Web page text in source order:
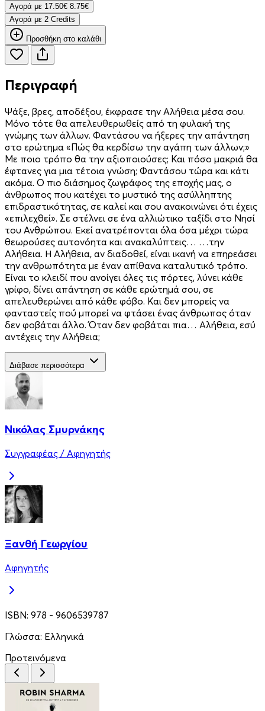
Aγορά με 17.50€ 8.75€
Aγορά με 2 Credits
Προσθήκη στο καλάθι
Περιγραφή
Ψάξε, βρες, αποδέξου, έκφρασε την Αλήθεια μέσα σου.
Μόνο τότε θα απελευθερωθείς από τη φυλακή της
γνώμης των άλλων. Φαντάσου να ήξερες την απάντηση
στο ερώτημα «Πώς θα κερδίσω την αγάπη των άλλων;»
Με ποιο τρόπο θα την αξιοποιούσες; Και πόσο μακριά θα
έφτανες για μια τέτοια γνώση; Φαντάσου τώρα και κάτι
ακόμα. Ο πιο διάσημος ζωγράφος της εποχής μας, ο
άνθρωπος που κατέχει το μυστικό της ασύλληπτης
επιδραστικότητας, σε καλεί και σου ανακοινώνει ότι έχεις
«επιλεχθεί». Σε στέλνει σε ένα αλλιώτικο ταξίδι στο Νησί
του Ανθρώπου. Εκεί ανατρέπονται όλα όσα μέχρι τώρα
θεωρούσες αυτονόητα και ανακαλύπτεις… …την
Αλήθεια. Η Αλήθεια, αν διαδοθεί, είναι ικανή να επηρεάσει
την ανθρωπότητα με έναν απίθανα καταλυτικό τρόπο.
Είναι το κλειδί που ανοίγει όλες τις πόρτες, λύνει κάθε
γρίφο, δίνει απάντηση σε κάθε ερώτημά σου, σε
απελευθερώνει από κάθε φόβο. Και δεν μπορείς να
φανταστείς πού μπορεί να φτάσει ένας άνθρωπος όταν
δεν φοβάται άλλο. Όταν δεν φοβάται πια… Αλήθεια, εσύ
αντέχεις την Αλήθεια;
Διάβασε περισσότερα
Νικόλας Σμυρνάκης
Συγγραφέας / Αφηγητής
Ξανθή Γεωργίου
Αφηγητής
ISBN: 978 - 9606539787
Γλώσσα: Ελληνικά
Προτεινόμενα